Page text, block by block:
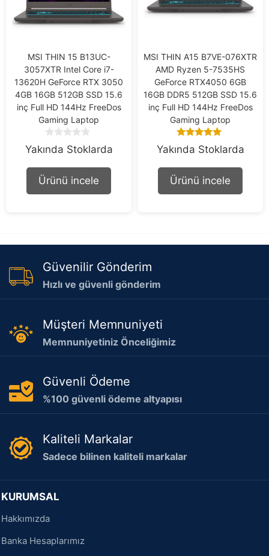
MSI THIN 15 B13UC-
3057XTR Intel Core i7-
13620H GeForce RTX 3050
4GB 16GB 512GB SSD 15.6
inç Full HD 144Hz FreeDos
Gaming Laptop
o
o
f
Yakında Stoklarda
Ürünü incele
MSI THIN A15 B7VE-076XTR
AMD Ryzen 5-7535HS
GeForce RTX4050 6GB
16GB DDR5 512GB SSD 15.6
inç Full HD 144Hz FreeDos
Gaming Laptop
5.00
out of 5
Yakında Stoklarda
Ürünü incele
Güvenilir Gönderim
Hızlı ve güvenli gönderim
Müşteri Memnuniyeti
Memnuniyetiniz Önceliğimiz
Güvenli Ödeme
%100 güvenli ödeme altyapısı
Kaliteli Markalar
Sadece bilinen kaliteli markalar
KURUMSAL
Hakkımızda
Banka Hesaplarımız